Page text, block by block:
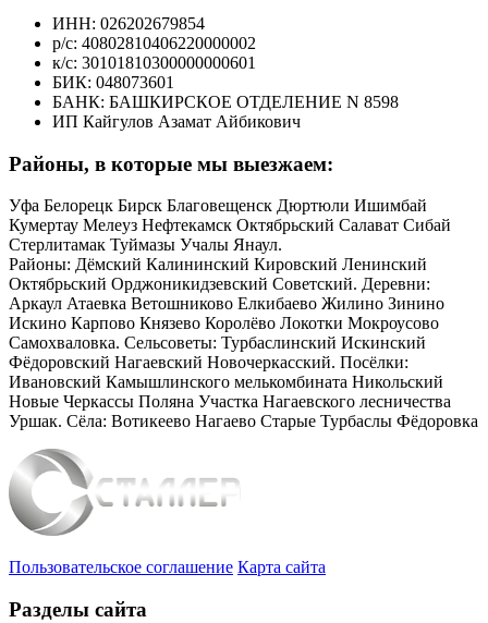
ИНН: 026202679854
р/с: 40802810406220000002
к/с: 30101810300000000601
БИК: 048073601
БАНК: БАШКИРСКОЕ ОТДЕЛЕНИЕ N 8598
ИП Кайгулов Азамат Айбикович
Районы, в которые мы выезжаем:
Уфа Белорецк Бирск Благовещенск Дюртюли Ишимбай
Кумертау Мелеуз Нефтекамск Октябрьский Салават Сибай
Стерлитамак Туймазы Учалы Янаул.
Районы: Дёмский Калининский Кировский Ленинский
Октябрьский Орджоникидзевский Советский. Деревни:
Аркаул Атаевка Ветошниково Елкибаево Жилино Зинино
Искино Карпово Князево Королёво Локотки Мокроусово
Самохваловка. Сельсоветы: Турбаслинский Искинский
Фёдоровский Нагаевский Новочеркасский. Посёлки:
Ивановский Камышлинского мелькомбината Никольский
Новые Черкассы Поляна Участка Нагаевского лесничества
Уршак. Сёла: Вотикеево Нагаево Старые Турбаслы Фёдоровка
Пользовательское соглашение Карта сайта
Разделы сайта